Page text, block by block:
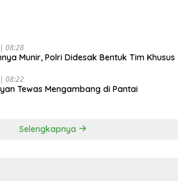
08:28
Munir, Polri Didesak Bentuk Tim Khusus
08:22
Tewas Mengambang di Pantai
Selengkapnya